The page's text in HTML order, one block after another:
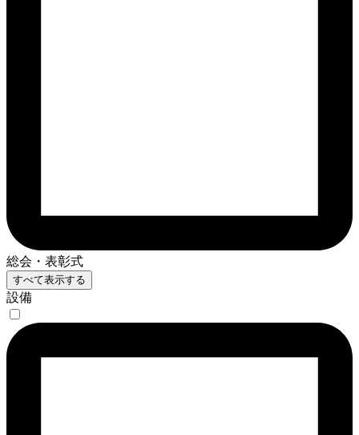
総会・表彰式
すべて表示する
設備